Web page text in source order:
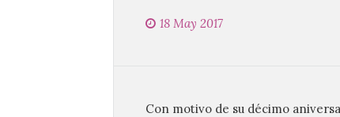
18 May 2017
Con motivo de su décimo